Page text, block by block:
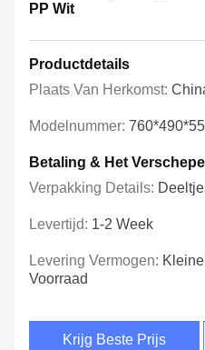
PP Wit
Productdetails
Plaats Van Herkomst:
Modelnummer:
Betaling & Het
Verpakking Details:
Levertijd: 1-2 Week
Levering Vermogen:
Voorraad
Krijg Beste Prijs